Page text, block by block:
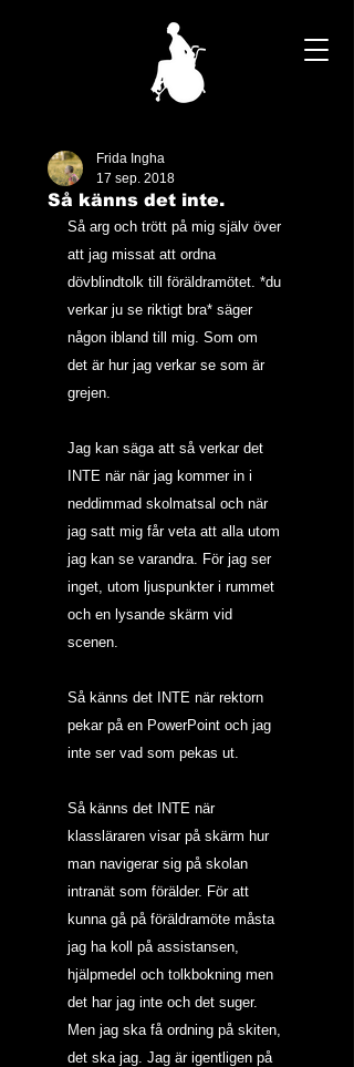
Så känns det inte.
Frida Ingha
17 sep. 2018
Så arg och trött på mig själv över
att jag missat att ordna
dövblindtolk till föräldramötet. *du
verkar ju se riktigt bra* säger
någon ibland till mig. Som om
det är hur jag verkar se som är
grejen.
Jag kan säga att så verkar det
INTE när när jag kommer in i
neddimmad skolmatsal och när
jag satt mig får veta att alla utom
jag kan se varandra. För jag ser
inget, utom ljuspunkter i rummet
och en lysande skärm vid
scenen.
Så känns det INTE när rektorn
pekar på en PowerPoint och jag
inte ser vad som pekas ut.
Så känns det INTE när
klassläraren visar på skärm hur
man navigerar sig på skolan
intranät som förälder. För att
kunna gå på föräldramöte måsta
jag ha koll på assistansen,
hjälpmedel och tolkbokning men
det har jag inte och det suger.
Men jag ska få ordning på skiten,
det ska jag. Jag är igentligen på